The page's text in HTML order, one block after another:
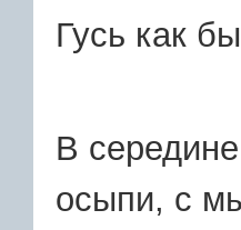
Гусь как
В
осыпи, с